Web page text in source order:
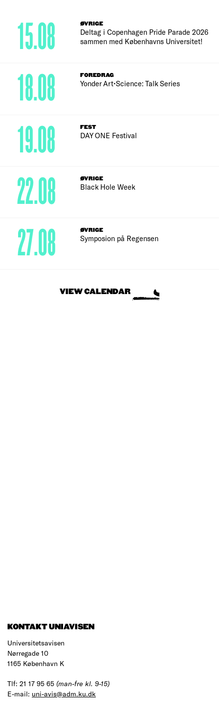
ØVRIGE
Deltag i Copenhagen Pride Parade 2026
sammen med Københavns Universitet!
15.08
FOREDRAG
Yonder Art•Science: Talk Series
18.08
FEST
DAY ONE Festival
19.08
ØVRIGE
Black Hole Week
22.08
ØVRIGE
Symposion på Regensen
27.08
VIEW CALENDAR
KONTAKT UNIAVISEN
Universitetsavisen
Nørregade 10
1165 København K
Tlf: 21 17 95 65 (man-fre kl. 9-15)
E-mail: uni-avis@adm.ku.dk